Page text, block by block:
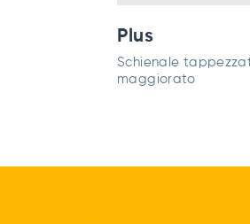
Plus
Schienale
maggiorato